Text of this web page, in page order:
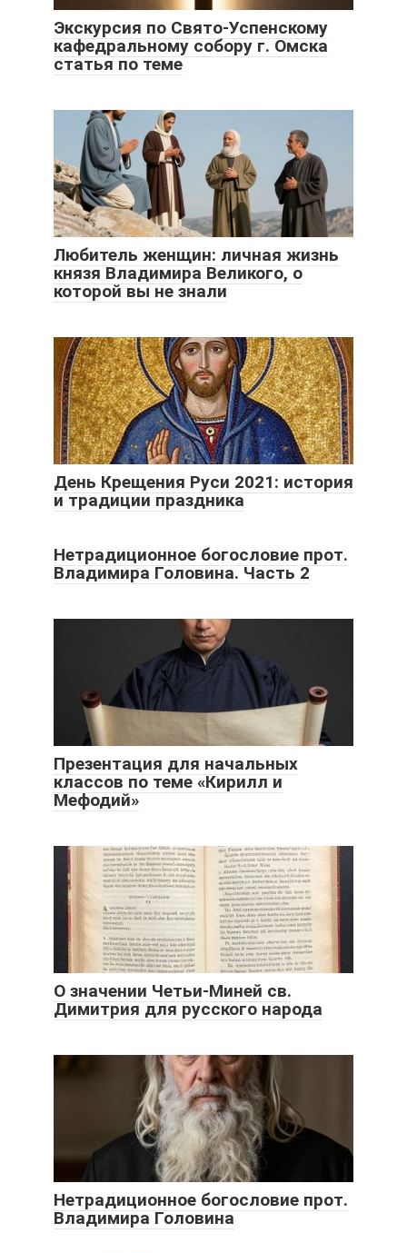
Экскурсия по Свято-Успенскому
кафедральному собору г. Омска
статья по теме
Любитель женщин: личная жизнь
князя Владимира Великого, о
которой вы не знали
День Крещения Руси 2021: история
и традиции праздника
Нетрадиционное богословие прот.
Владимира Головина. Часть 2
Презентация для начальных
классов по теме «Кирилл и
Мефодий»
О значении Четьи-Миней св.
Димитрия для русского народа
Нетрадиционное богословие прот.
Владимира Головина